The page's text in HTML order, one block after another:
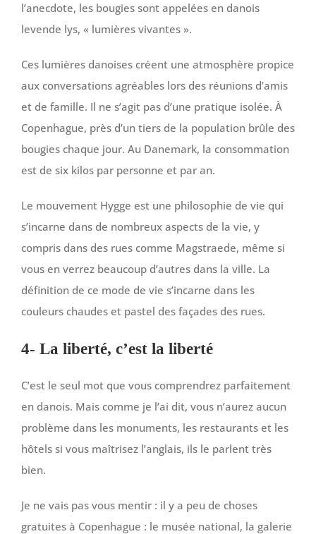
l’anecdote, les bougies sont appelées en danois
levende lys, « lumières vivantes ».
Ces lumières danoises créent une atmosphère propice
aux conversations agréables lors des réunions d’amis
et de famille. Il ne s’agit pas d’une pratique isolée. À
Copenhague, près d’un tiers de la population brûle des
bougies chaque jour. Au Danemark, la consommation
est de six kilos par personne et par an.
Le mouvement Hygge est une philosophie de vie qui
s’incarne dans de nombreux aspects de la vie, y
compris dans des rues comme Magstraede, même si
vous en verrez beaucoup d’autres dans la ville. La
définition de ce mode de vie s’incarne dans les
couleurs chaudes et pastel des façades des rues.
4- La liberté, c’est la liberté
C’est le seul mot que vous comprendrez parfaitement
en danois. Mais comme je l’ai dit, vous n’aurez aucun
problème dans les monuments, les restaurants et les
hôtels si vous maîtrisez l’anglais, ils le parlent très
bien.
Je ne vais pas vous mentir : il y a peu de choses
gratuites à Copenhague : le musée national, la galerie